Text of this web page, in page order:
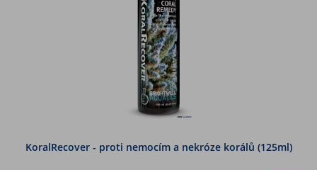
KoralRecover - proti nemocím a nekróze korálů (125ml)